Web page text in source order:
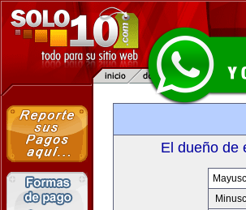
El dueño de